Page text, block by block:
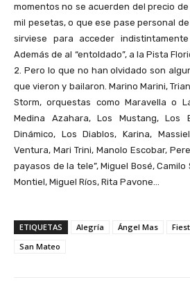
momentos no se acuerden del precio
mil pesetas, o que ese pase personal
sirviese para acceder
Además de al “entoldado”, a la Pista
2. Pero lo que no han olvidado son
que vieron y bailaron. Marino Marini,
Storm, orquestas como Maravella o
Medina Azahara, Los Mustang, Los
Dinámico, Los Diablos, Karina,
Ventura, Mari Trini, Manolo Escobar,
payasos de la tele”, Miguel Bosé,
Montiel, Miguel Ríos, Rita Pavone…
ETIQUETAS Alegría Ángel Mas
San Mateo